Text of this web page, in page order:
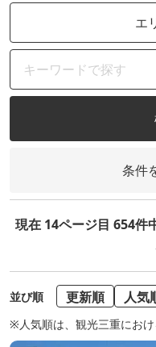
エ
条件
現在 14ページ目 654件
並び順 更新順 人気
※人気順は、観光三重にお